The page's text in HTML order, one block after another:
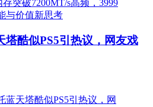
塔酷似PS5引热议，网友戏